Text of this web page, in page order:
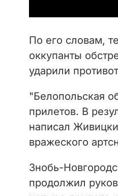
По его словам,
оккупанты
ударили
"Белопольская
прилетов. В
написал
вражеского
Знобь-
продолжил